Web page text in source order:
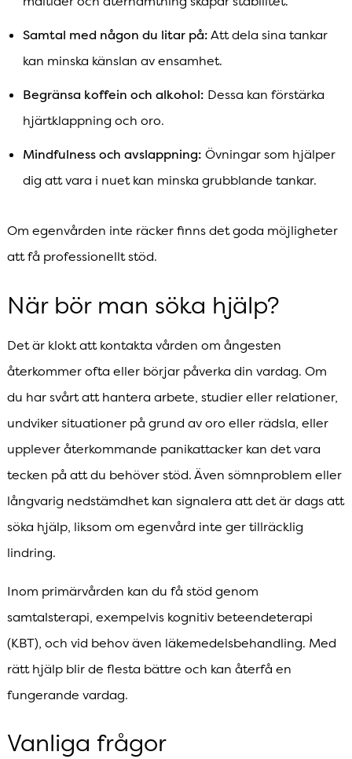
Samtal med någon du litar på: Att dela sina tankar
kan minska känslan av ensamhet.
Begränsa koffein och alkohol: Dessa kan förstärka
hjärtklappning och oro.
Mindfulness och avslappning: Övningar som hjälper
dig att vara i nuet kan minska grubblande tankar.
Om egenvården inte räcker finns det goda möjligheter
att få professionellt stöd.
När bör man söka hjälp?
Det är klokt att kontakta vården om ångesten
återkommer ofta eller börjar påverka din vardag. Om
du har svårt att hantera arbete, studier eller relationer,
undviker situationer på grund av oro eller rädsla, eller
upplever återkommande panikattacker kan det vara
tecken på att du behöver stöd. Även sömnproblem eller
långvarig nedstämdhet kan signalera att det är dags att
söka hjälp, liksom om egenvård inte ger tillräcklig
lindring.
Inom primärvården kan du få stöd genom
samtalsterapi, exempelvis kognitiv beteendeterapi
(KBT), och vid behov även läkemedelsbehandling. Med
rätt hjälp blir de flesta bättre och kan återfå en
fungerande vardag.
Vanliga frågor